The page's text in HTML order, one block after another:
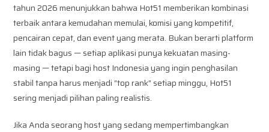
tahun 2026 menunjukkan bahwa Hot51 memberikan kombinasi
terbaik antara kemudahan memulai, komisi yang kompetitif,
pencairan cepat, dan event yang merata. Bukan berarti platform
lain tidak bagus — setiap aplikasi punya kekuatan masing-
masing — tetapi bagi host Indonesia yang ingin penghasilan
stabil tanpa harus menjadi “top rank” setiap minggu, Hot51
sering menjadi pilihan paling realistis.
Jika Anda seorang host yang sedang mempertimbangkan